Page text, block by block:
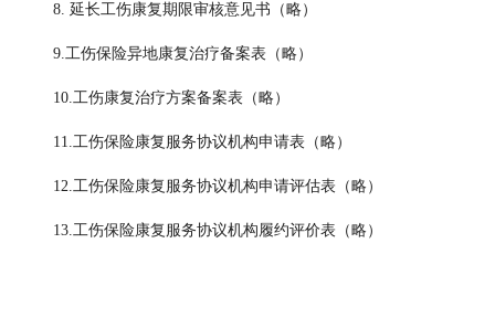
8. 延长工伤康复期限审核意见书（略）
9.工伤保险异地康复治疗备案表（略）
10.工伤康复治疗方案备案表（略）
11.工伤保险康复服务协议机构申请表（略）
12.工伤保险康复服务协议机构申请评估表（略）
13.工伤保险康复服务协议机构履约评价表（略）